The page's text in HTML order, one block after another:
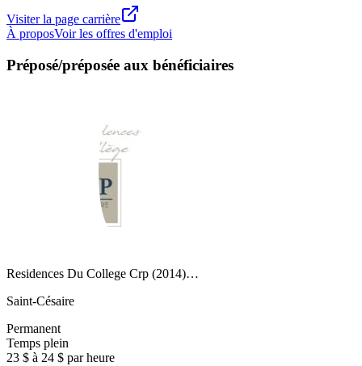
Visiter la page carrière
À proposVoir les offres d'emploi
Préposé/préposée aux bénéficiaires
Residences Du College Crp (2014)…
Saint-Césaire
Permanent
Temps plein
23 $ à 24 $ par heure